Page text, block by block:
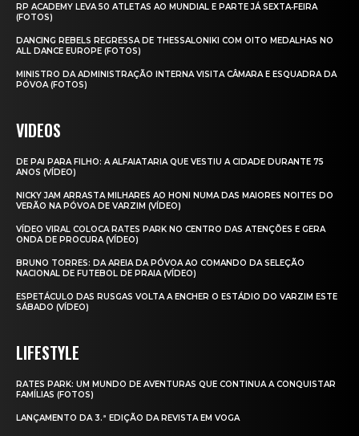
RP ACADEMY LEVA 50 ATLETAS AO MUNDIAL E PARTE JÁ SEXTA‑FEIRA
(FOTOS)
DANCING REBELS REGRESSA DE THESSALONIKI COM OITO MEDALHAS NO
ALL DANCE EUROPE (FOTOS)
MINISTRO DA ADMINISTRAÇÃO INTERNA VISITA CÂMARA E ESQUADRA DA
PÓVOA (FOTOS)
VIDEOS
DE PAI PARA FILHO: A ALFAIATARIA QUE VESTIU A CIDADE DURANTE 75
ANOS (VÍDEO)
NICKY JAM ARRASTA MILHARES AO HONI NUMA DAS MAIORES NOITES DO
VERÃO NA PÓVOA DE VARZIM (VÍDEO)
VÍDEO VIRAL COLOCA RATES PARK NO CENTRO DAS ATENÇÕES E GERA
ONDA DE PROCURA (VÍDEO)
BRUNO TORRES: DA AREIA DA PÓVOA AO COMANDO DA SELEÇÃO
NACIONAL DE FUTEBOL DE PRAIA (VÍDEO)
ESPETÁCULO DAS RUSGAS VOLTA A ENCHER O ESTÁDIO DO VARZIM ESTE
SÁBADO (VÍDEO)
LIFESTYLE
RATES PARK: UM MUNDO DE AVENTURAS QUE CONTINUA A CONQUISTAR
FAMÍLIAS (FOTOS)
LANÇAMENTO DA 3.ª EDIÇÃO DA REVISTA EM VOGA